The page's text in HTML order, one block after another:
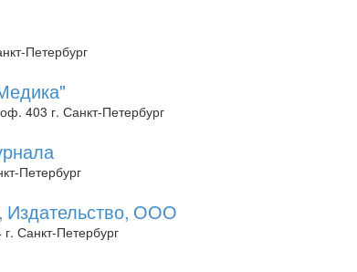
Петербург
403 г. Санкт-Петербург
Петербург
Издательство, ООО
Санкт-Петербург